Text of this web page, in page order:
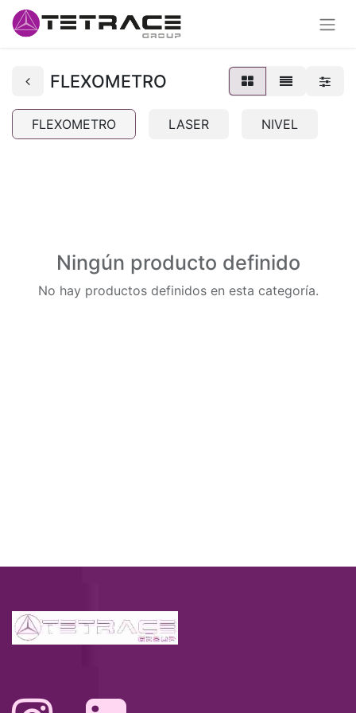
FLEXOMETRO
FLEXOMETRO LASER NIVEL
Ningún producto definido
No hay productos definidos en esta categoría.